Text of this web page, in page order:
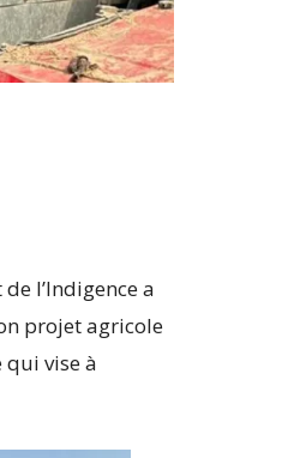
l’Indigence a
projet agricole
vise à